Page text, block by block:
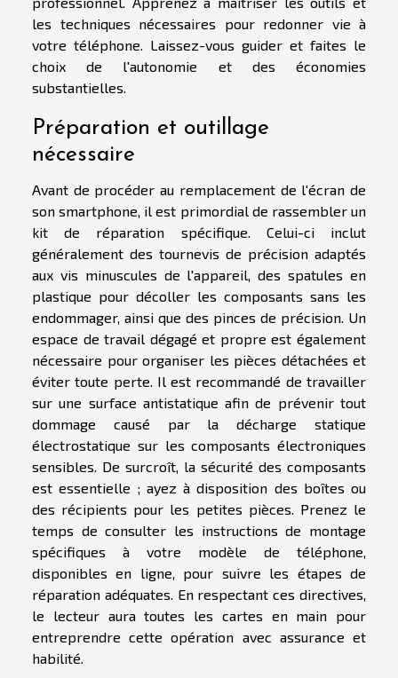
les techniques nécessaires pour redonner vie à
votre téléphone. Laissez-vous guider et faites le
choix de l'autonomie et des économies
substantielles.
Préparation et outillage
nécessaire
Avant de procéder au remplacement de l'écran de
son smartphone, il est primordial de rassembler un
kit de réparation spécifique. Celui-ci inclut
généralement des tournevis de précision adaptés
aux vis minuscules de l'appareil, des spatules en
plastique pour décoller les composants sans les
endommager, ainsi que des pinces de précision. Un
espace de travail dégagé et propre est également
nécessaire pour organiser les pièces détachées et
éviter toute perte. Il est recommandé de travailler
sur une surface antistatique afin de prévenir tout
dommage causé par la décharge statique
électrostatique sur les composants électroniques
sensibles. De surcroît, la sécurité des composants
est essentielle ; ayez à disposition des boîtes ou
des récipients pour les petites pièces. Prenez le
temps de consulter les instructions de montage
spécifiques à votre modèle de téléphone,
disponibles en ligne, pour suivre les étapes de
réparation adéquates. En respectant ces directives,
le lecteur aura toutes les cartes en main pour
entreprendre cette opération avec assurance et
habilité.